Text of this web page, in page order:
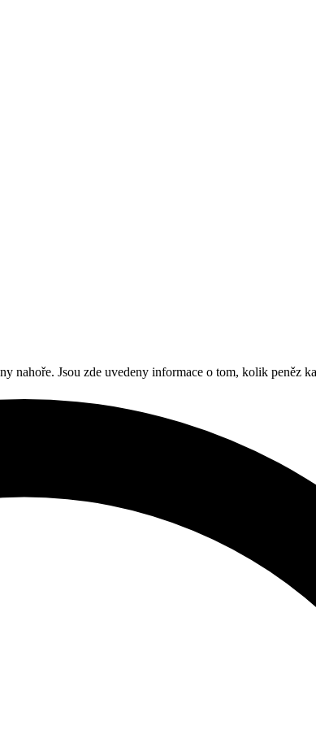
nahoře. Jsou zde uvedeny informace o tom, kolik peněz